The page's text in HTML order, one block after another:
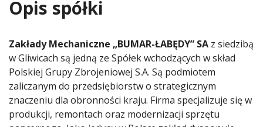
Opis spółki
Zakłady Mechaniczne „BUMAR-ŁABĘDY” SA z siedzibą
w Gliwicach są jedną ze Spółek wchodzących w skład
Polskiej Grupy Zbrojeniowej S.A. Są podmiotem
zaliczanym do przedsiębiorstw o strategicznym
znaczeniu dla obronności kraju. Firma specjalizuje się w
produkcji, remontach oraz modernizacji sprzętu